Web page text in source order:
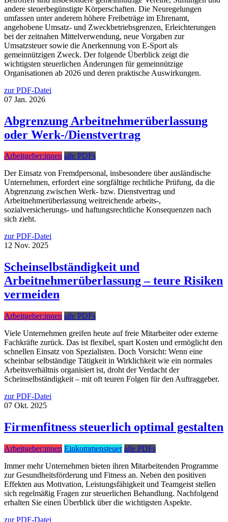
andere steuerbegünstigte Körperschaften. Die Neuregelungen
umfassen unter anderem höhere Freibeträge im Ehrenamt,
angehobene Umsatz- und Zweckbetriebsgrenzen, Erleichterungen
bei der zeitnahen Mittelverwendung, neue Vorgaben zur
Umsatzsteuer sowie die Anerkennung von E-Sport als
gemeinnützigen Zweck. Der folgende Überblick zeigt die
wichtigsten steuerlichen Änderungen für gemeinnützige
Organisationen ab 2026 und deren praktische Auswirkungen.
zur PDF-Datei
07 Jan. 2026
Abgrenzung Arbeitnehmerüberlassung
oder Werk-/Dienstvertrag
Arbeitgeber:innen alle PDFs
Der Einsatz von Fremdpersonal, insbesondere über ausländische
Unternehmen, erfordert eine sorgfältige rechtliche Prüfung, da die
Abgrenzung zwischen Werk- bzw. Dienstvertrag und
Arbeitnehmerüberlassung weitreichende arbeits-,
sozialversicherungs- und haftungsrechtliche Konsequenzen nach
sich zieht.
zur PDF-Datei
12 Nov. 2025
Scheinselbständigkeit und
Arbeitnehmerüberlassung – teure Risiken
vermeiden
Arbeitgeber:innen alle PDFs
Viele Unternehmen greifen heute auf freie Mitarbeiter oder externe
Fachkräfte zurück. Das ist flexibel, spart Kosten und ermöglicht den
schnellen Einsatz von Spezialisten. Doch Vorsicht: Wenn eine
scheinbar selbständige Tätigkeit in Wirklichkeit wie ein normales
Arbeitsverhältnis organisiert ist, droht der Verdacht der
Scheinselbständigkeit – mit oft teuren Folgen für den Auftraggeber.
zur PDF-Datei
07 Okt. 2025
Firmenfitness steuerlich optimal gestalten
Arbeitgeber:innen Einkommensteuer alle PDFs
Immer mehr Unternehmen bieten ihren Mitarbeitenden Programme
zur Gesundheitsförderung und Fitness an. Neben den positiven
Effekten aus Motivation, Leistungsfähigkeit und Teamgeist stellen
sich regelmäßig Fragen zur steuerlichen Behandlung. Nachfolgend
erhalten Sie einen Überblick über die wichtigsten Aspekte.
zur PDF-Datei